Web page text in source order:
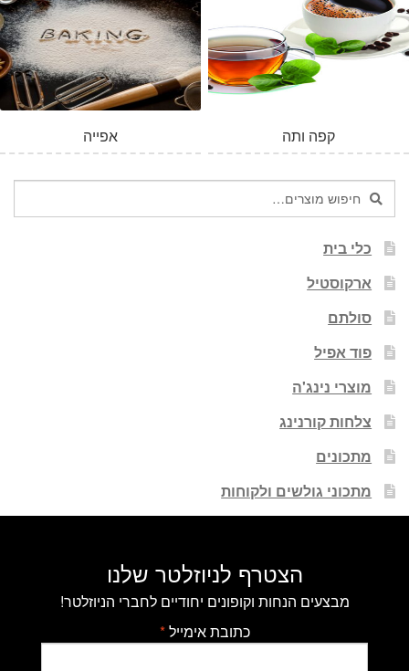
אפייה קפה ותה
חיפוש
עבור:
חיפוש
כלי בית
ארקוסטיל
סולתם
פוד אפיל
מוצרי נינג'ה
צלחות קורנינג
מתכונים
מתכוני גולשים ולקוחות
הצטרף לניוזלטר שלנו
מבצעים הנחות וקופונים יחודיים לחברי הניוזלטר!
כתובת אימייל*